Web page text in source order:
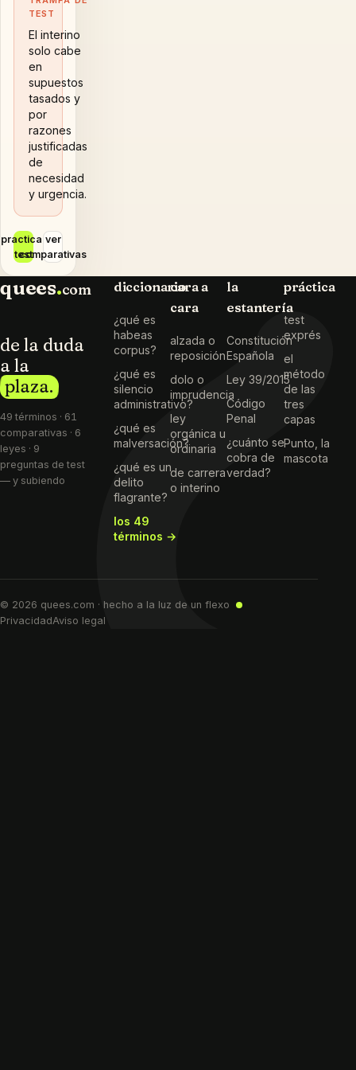
TEST
El interino
solo cabe
en
supuestos
tasados y
por
razones
justificadas
de
necesidad
y urgencia.
practicar
test
ver
comparativas
quees.com
de la duda
a la
plaza.
49 términos · 61
comparativas · 6
leyes · 9
preguntas de test
— y subiendo
diccionario
¿qué es
habeas
corpus?
¿qué es
silencio
administrativo?
¿qué es
malversación?
¿qué es un
delito
flagrante?
los 49
términos →
cara a
cara
alzada o
reposición
dolo o
imprudencia
ley
orgánica u
ordinaria
de carrera
o interino
la
estantería
Constitución
Española
Ley 39/2015
Código
Penal
¿cuánto se
cobra de
verdad?
práctica
test
exprés
el
método
de las
tres
capas
Punto, la
mascota
© 2026 quees.com · hecho a la luz de un flexo
PrivacidadAviso legal